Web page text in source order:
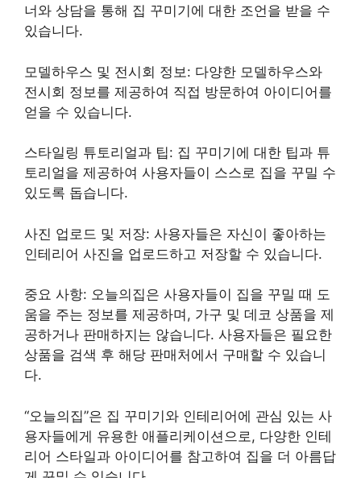
너와 상담을 통해 집 꾸미기에 대한 조언을 받을 수
있습니다.
모델하우스 및 전시회 정보: 다양한 모델하우스와
전시회 정보를 제공하여 직접 방문하여 아이디어를
얻을 수 있습니다.
스타일링 튜토리얼과 팁: 집 꾸미기에 대한 팁과 튜
토리얼을 제공하여 사용자들이 스스로 집을 꾸밀 수
있도록 돕습니다.
사진 업로드 및 저장: 사용자들은 자신이 좋아하는
인테리어 사진을 업로드하고 저장할 수 있습니다.
중요 사항: 오늘의집은 사용자들이 집을 꾸밀 때 도
움을 주는 정보를 제공하며, 가구 및 데코 상품을 제
공하거나 판매하지는 않습니다. 사용자들은 필요한
상품을 검색 후 해당 판매처에서 구매할 수 있습니
다.
“오늘의집”은 집 꾸미기와 인테리어에 관심 있는 사
용자들에게 유용한 애플리케이션으로, 다양한 인테
리어 스타일과 아이디어를 참고하여 집을 더 아름답